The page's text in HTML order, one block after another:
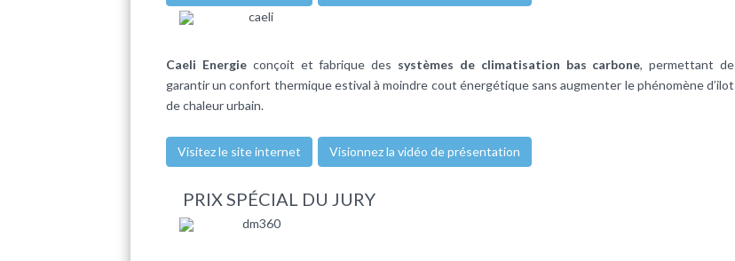
Caeli Energieconçoit et fabrique des systèmes de climatisation bas carbone, permettant de
garantir un confort thermique estival à moindre cout énergétique sans augmenter le phénomène d’ilot
de chaleur urbain.
Visitez le site internet Visionnez la vidéo de présentation
PRIX SPÉCIAL DU JURY